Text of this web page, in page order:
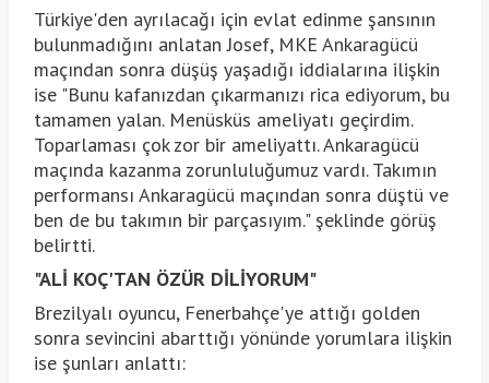
Türkiye'den ayrılacağı için evlat edinme şansının
bulunmadığını anlatan Josef, MKE Ankaragücü
maçından sonra düşüş yaşadığı iddialarına ilişkin
ise "Bunu kafanızdan çıkarmanızı rica ediyorum, bu
tamamen yalan. Menüsküs ameliyatı geçirdim.
Toparlaması çok zor bir ameliyattı. Ankaragücü
maçında kazanma zorunluluğumuz vardı. Takımın
performansı Ankaragücü maçından sonra düştü ve
ben de bu takımın bir parçasıyım." şeklinde görüş
belirtti.
"ALİ KOÇ'TAN ÖZÜR DİLİYORUM"
Brezilyalı oyuncu, Fenerbahçe'ye attığı golden
sonra sevincini abarttığı yönünde yorumlara ilişkin
ise şunları anlattı: